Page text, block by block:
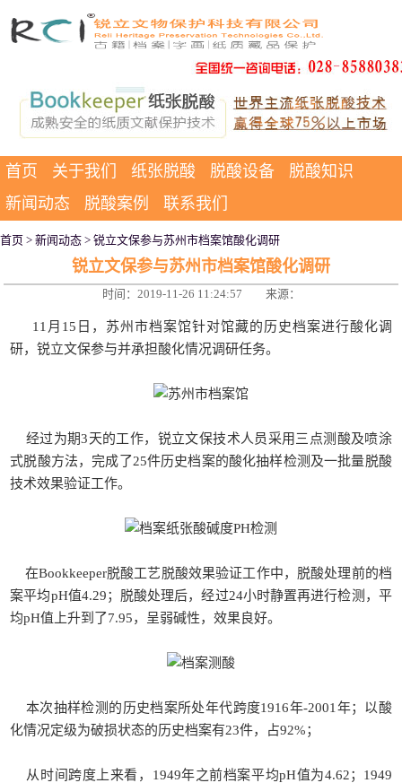
首页 关于我们 纸张脱酸 脱酸设备
脱酸知识
新闻动态
脱酸案例 联系我们
首页 > 新闻动态 > 锐立文保参与苏州市档案馆酸化调研
锐立文保参与苏州市档案馆酸化调研
时间：2019-11-26 11:24:57 来源：
11月15日，苏州市档案馆针对馆藏的历史档案进行酸化调
研，锐立文保参与并承担酸化情况调研任务。
经过为期3天的工作，锐立文保技术人员采用三点测酸及喷涂
式脱酸方法，完成了25件历史档案的酸化抽样检测及一批量脱酸
技术效果验证工作。
在Bookkeeper脱酸工艺脱酸效果验证工作中，脱酸处理前的档
案平均pH值4.29；脱酸处理后，经过24小时静置再进行检测，平
均pH值上升到了7.95，呈弱碱性，效果良好。
本次抽样检测的历史档案所处年代跨度1916年-2001年；以酸
化情况定级为破损状态的历史档案有23件，占92%；
从时间跨度上来看，1949年之前档案平均pH值为4.62；1949